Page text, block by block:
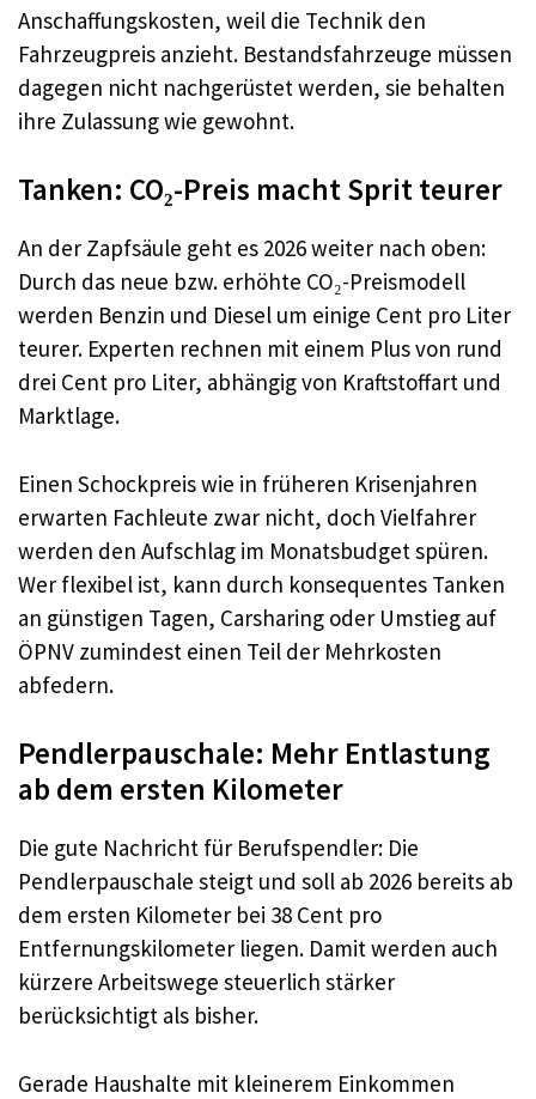
Anschaffungskosten, weil die Technik den
Fahrzeugpreis anzieht. Bestandsfahrzeuge müssen
dagegen nicht nachgerüstet werden, sie behalten
ihre Zulassung wie gewohnt.​
Tanken: CO₂-Preis macht Sprit teurer
An der Zapfsäule geht es 2026 weiter nach oben:
Durch das neue bzw. erhöhte CO₂-Preismodell
werden Benzin und Diesel um einige Cent pro Liter
teurer. Experten rechnen mit einem Plus von rund
drei Cent pro Liter, abhängig von Kraftstoffart und
Marktlage.​
Einen Schockpreis wie in früheren Krisenjahren
erwarten Fachleute zwar nicht, doch Vielfahrer
werden den Aufschlag im Monatsbudget spüren.
Wer flexibel ist, kann durch konsequentes Tanken
an günstigen Tagen, Carsharing oder Umstieg auf
ÖPNV zumindest einen Teil der Mehrkosten
abfedern.​
Pendlerpauschale: Mehr Entlastung
ab dem ersten Kilometer
Die gute Nachricht für Berufspendler: Die
Pendlerpauschale steigt und soll ab 2026 bereits ab
dem ersten Kilometer bei 38 Cent pro
Entfernungskilometer liegen. Damit werden auch
kürzere Arbeitswege steuerlich stärker
berücksichtigt als bisher.​
Gerade Haushalte mit kleinerem Einkommen